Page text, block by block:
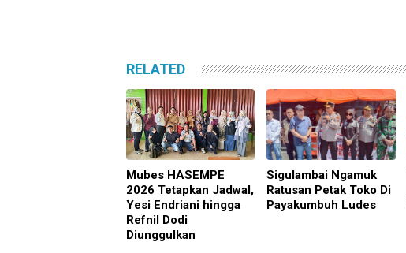
RELATED
Mubes HASEMPE
2026 Tetapkan Jadwal,
Yesi Endriani hingga
Refnil Dodi
Diunggulkan
Sigulambai Ngamuk
Ratusan Petak Toko Di
Payakumbuh Ludes